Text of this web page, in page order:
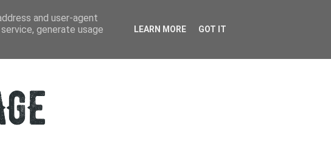
and user-agent
generate usage
LEARN MORE GOT IT